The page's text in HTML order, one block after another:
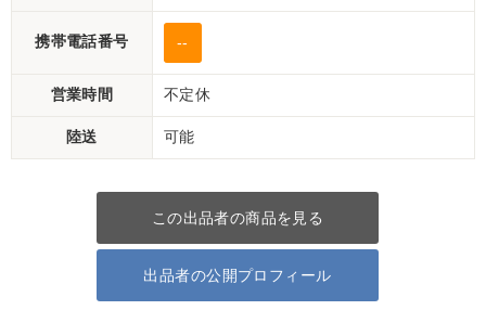
携帯電話番号 --
営業時間 不定休
陸送 可能
この出品者の商品を見る
出品者の公開プロフィール